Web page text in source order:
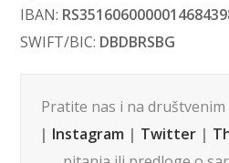
IBAN:
SWIFT/BIC: DBDBRSBG
Pratite nas i na društvenim
| Instagram | Twitter |